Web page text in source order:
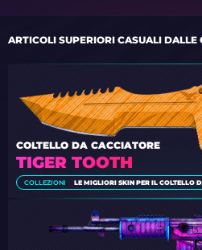
TIGER TOOTH
COLTELLO DA CACCIATORE
COLLEZIONI